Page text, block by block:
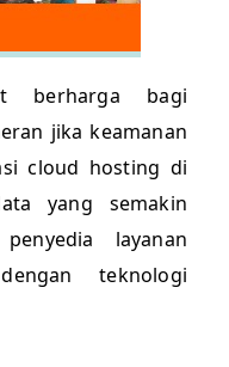
berharga bagi
jika keamanan
cloud hosting di
yang semakin
layanan
teknologi